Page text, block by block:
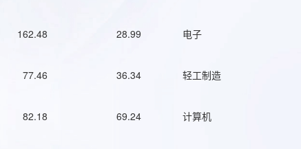
162.48 28.99 电子
77.46 36.34 轻工制造
82.18 69.24 计算机